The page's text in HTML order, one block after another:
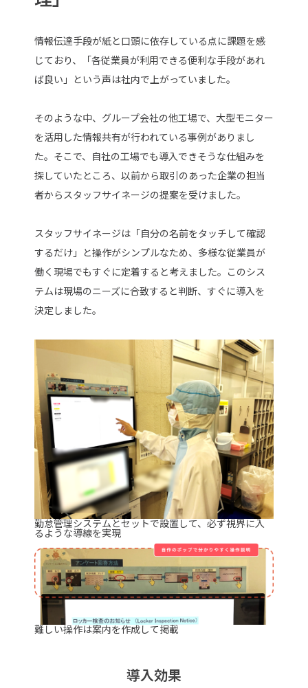
情報伝達手段が紙と口頭に依存している点に課題を感
じており、「各従業員が利用できる便利な手段があれ
ば良い」という声は社内で上がっていました。
そのような中、グループ会社の他工場で、大型モニター
を活用した情報共有が行われている事例がありまし
た。そこで、自社の工場でも導入できそうな仕組みを
探していたところ、以前から取引のあった企業の担当
者からスタッフサイネージの提案を受けました。
スタッフサイネージは「自分の名前をタッチして確認
するだけ」と操作がシンプルなため、多様な従業員が
働く現場でもすぐに定着すると考えました。このシス
テムは現場のニーズに合致すると判断、すぐに導入を
決定しました。
勤怠管理システムとセットで設置して、必ず視界に入
るような導線を実現
難しい操作は案内を作成して掲載
導入効果